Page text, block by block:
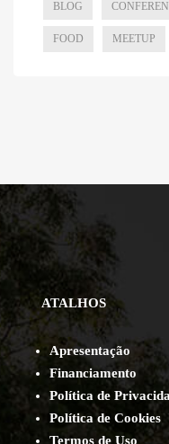
BLOG
FOOD MEETUP
ATALHOS
Apresentação
Financiamento
Política de
Política de Cookies
Termos de Uso